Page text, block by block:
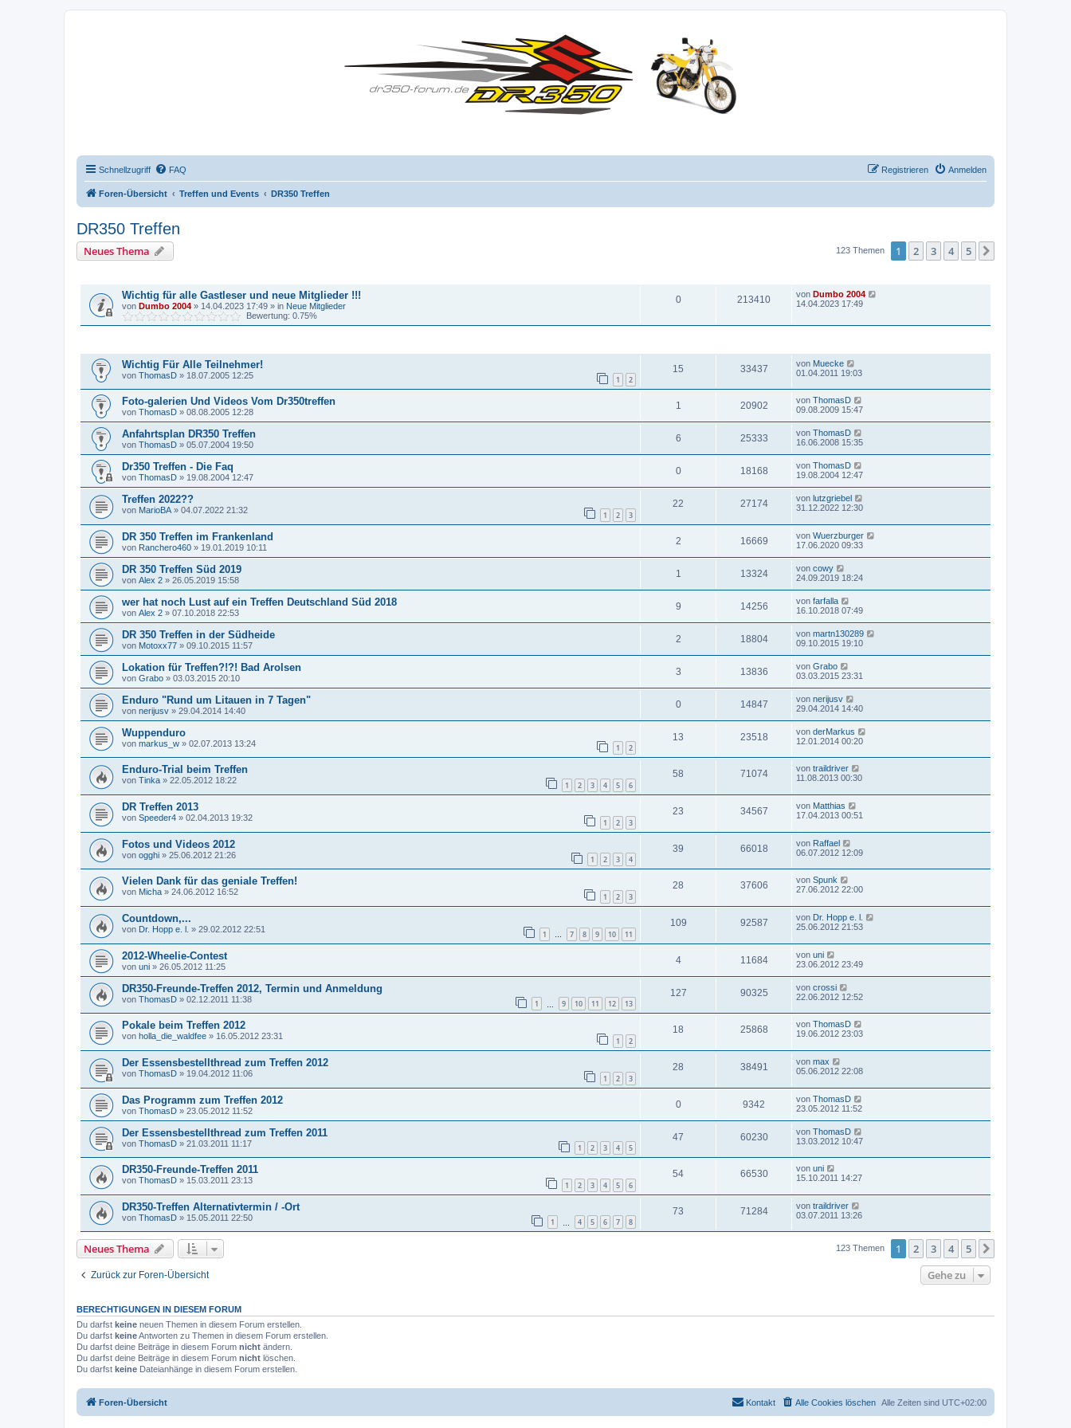
Schnellzugriff FAQ Anmelden
Registrieren
Foren-Übersicht Treffen und Events DR350 Treffen
DR350 Treffen
Neues Thema 123 Themen 1 2 3 4 5
Wichtig für alle Gastleser und neue Mitglieder !!!
von Dumbo 2004 » 14.04.2023 17:49 » in Neue Mitglieder
Bewertung: 0.75%
0 213410 von Dumbo 2004
14.04.2023 17:49
Wichtig Für Alle Teilnehmer!
von ThomasD » 18.07.2005 12:25 1 2
15 33437 von Muecke
01.04.2011 19:03
Foto-galerien Und Videos Vom Dr350treffen
von ThomasD » 08.08.2005 12:28
1 20902 von ThomasD
09.08.2009 15:47
Anfahrtsplan DR350 Treffen
von ThomasD » 05.07.2004 19:50
6 25333 von ThomasD
16.06.2008 15:35
Dr350 Treffen - Die Faq
von ThomasD » 19.08.2004 12:47
0 18168 von ThomasD
19.08.2004 12:47
Treffen 2022??
von MarioBA » 04.07.2022 21:32 1 2 3
22 27174 von lutzgriebel
31.12.2022 12:30
DR 350 Treffen im Frankenland
von Ranchero460 » 19.01.2019 10:11
2 16669 von Wuerzburger
17.06.2020 09:33
DR 350 Treffen Süd 2019
von Alex 2 » 26.05.2019 15:58
1 13324 von cowy
24.09.2019 18:24
wer hat noch Lust auf ein Treffen Deutschland Süd 2018
von Alex 2 » 07.10.2018 22:53
9 14256 von farfalla
16.10.2018 07:49
DR 350 Treffen in der Südheide
von Motoxx77 » 09.10.2015 11:57
2 18804 von martn130289
09.10.2015 19:10
Lokation für Treffen?!?! Bad Arolsen
von Grabo » 03.03.2015 20:10
3 13836 von Grabo
03.03.2015 23:31
Enduro "Rund um Litauen in 7 Tagen"
von nerijusv » 29.04.2014 14:40
0 14847 von nerijusv
29.04.2014 14:40
Wuppenduro
von markus_w » 02.07.2013 13:24 1 2
13 23518 von derMarkus
12.01.2014 00:20
Enduro-Trial beim Treffen
von Tinka » 22.05.2012 18:22 1 2 3 4 5 6
58 71074 von traildriver
11.08.2013 00:30
DR Treffen 2013
von Speeder4 » 02.04.2013 19:32 1 2 3
23 34567 von Matthias
17.04.2013 00:51
Fotos und Videos 2012
von ogghi » 25.06.2012 21:26 1 2 3 4
39 66018 von Raffael
06.07.2012 12:09
Vielen Dank für das geniale Treffen!
von Micha » 24.06.2012 16:52 1 2 3
28 37606 von Spunk
27.06.2012 22:00
Countdown,...
von Dr. Hopp e. l. » 29.02.2012 22:51 1 … 7 8 9 10 11
109 92587 von Dr. Hopp e. l.
25.06.2012 21:53
2012-Wheelie-Contest
von uni » 26.05.2012 11:25
4 11684 von uni
23.06.2012 23:49
DR350-Freunde-Treffen 2012, Termin und Anmeldung
von ThomasD » 02.12.2011 11:38 1 9 10 11 12 13
127 90325 von crossi
22.06.2012 12:52
Pokale beim Treffen 2012
von holla_die_waldfee » 16.05.2012 23:31 1 2
18 25868 von ThomasD
19.06.2012 23:03
Der Essensbestellthread zum Treffen 2012
von ThomasD » 19.04.2012 11:06 1 2 3
28 38491 von max
05.06.2012 22:08
Das Programm zum Treffen 2012
von ThomasD » 23.05.2012 11:52
0 9342 von ThomasD
23.05.2012 11:52
Der Essensbestellthread zum Treffen 2011
von ThomasD » 21.03.2011 11:17 1 2 3 4 5
47 60230 von ThomasD
13.03.2012 10:47
DR350-Freunde-Treffen 2011
von ThomasD » 15.03.2011 23:13 1 2 3 4 5 6
54 66530 von uni
15.10.2011 14:27
DR350-Treffen Alternativtermin / -Ort
von ThomasD » 15.05.2011 22:50 1 4 5 6 7 8
73 71284 von traildriver
03.07.2011 13:26
Neues Thema 123 Themen 1 2 3 4 5
Zurück zur Foren-Übersicht Gehe zu
BERECHTIGUNGEN IN DIESEM FORUM
Du darfst keine neuen Themen in diesem Forum erstellen.
Du darfst keineAntworten zu Themen in diesem Forum erstellen.
Du darfst deine Beiträge in diesem Forum nicht ändern.
Du darfst deine Beiträge in diesem Forum nicht löschen.
Du darfst keine Dateianhänge in diesem Forum erstellen.
Foren-Übersicht Alle Zeiten sind UTC+02:00
Alle Cookies löschen
Kontakt